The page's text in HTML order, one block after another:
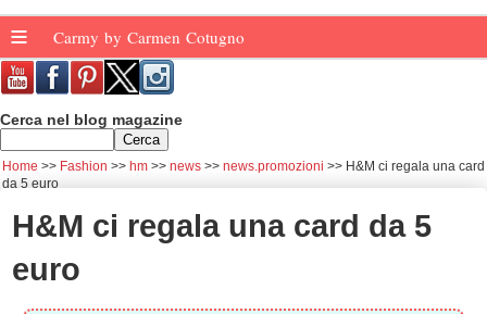
≡ Carmy by Carmen Cotugno
Cerca nel blog magazine
Home Fashion hm news news.promozioni
H&M ci regala una card
da 5 euro
H&M ci regala una card da 5
euro